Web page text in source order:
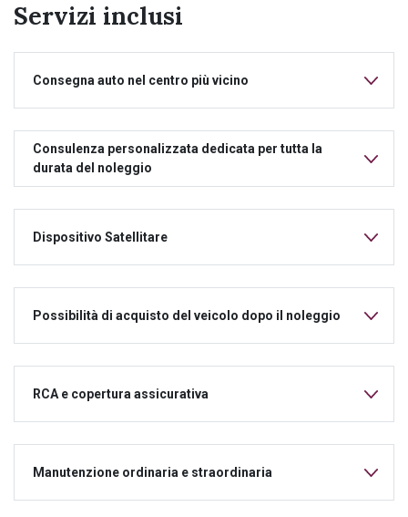
Servizi inclusi
Consegna auto nel centro più vicino
Consulenza personalizzata dedicata per tutta la
durata del noleggio
Dispositivo Satellitare
Possibilità di acquisto del veicolo dopo il noleggio
RCA e copertura assicurativa
Manutenzione ordinaria e straordinaria